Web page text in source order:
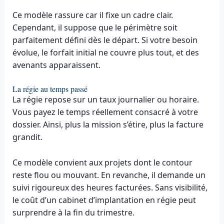
Ce modèle rassure car il fixe un cadre clair.
Cependant, il suppose que le périmètre soit
parfaitement défini dès le départ. Si votre besoin
évolue, le forfait initial ne couvre plus tout, et des
avenants apparaissent.
La régie au temps passé
La régie repose sur un taux journalier ou horaire.
Vous payez le temps réellement consacré à votre
dossier. Ainsi, plus la mission s’étire, plus la facture
grandit.
Ce modèle convient aux projets dont le contour
reste flou ou mouvant. En revanche, il demande un
suivi rigoureux des heures facturées. Sans visibilité,
le coût d’un cabinet d’implantation en régie peut
surprendre à la fin du trimestre.